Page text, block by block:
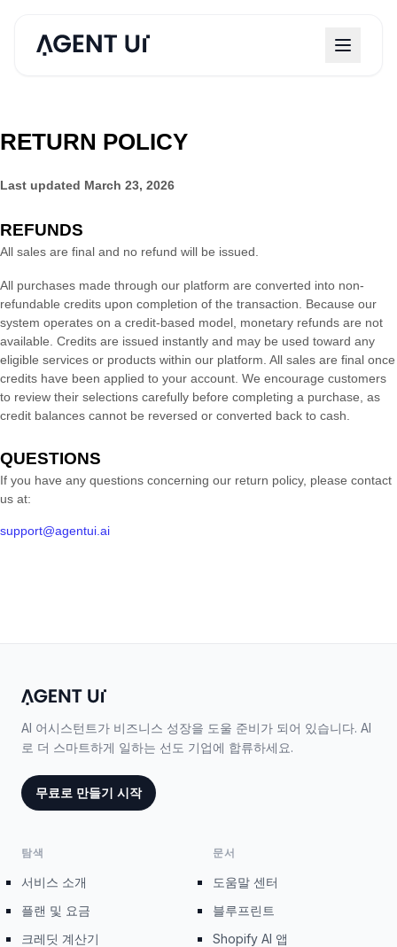
RETURN POLICY
Last updated March 23, 2026
REFUNDS
All sales are final and no refund will be issued.
All purchases made through our platform are converted into non-
refundable credits upon completion of the transaction. Because our
system operates on a credit-based model, monetary refunds are not
available. Credits are issued instantly and may be used toward any
eligible services or products within our platform. All sales are final once
credits have been applied to your account. We encourage customers
to review their selections carefully before completing a purchase, as
credit balances cannot be reversed or converted back to cash.
QUESTIONS
If you have any questions concerning our return policy, please contact
us at:
support@agentui.ai
AI 어시스턴트가 비즈니스 성장을 도울 준비가 되어 있습니다. AI
로 더 스마트하게 일하는 선도 기업에 합류하세요.
무료로 만들기 시작
탐색
서비스 소개
플랜 및 요금
크레딧 계산기
문서
도움말 센터
블루프린트
Shopify AI 앱